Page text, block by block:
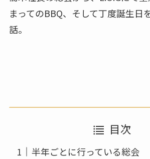
まってのBBQ、そして丁度誕生日
話。
目次
半年ごとに行っている総会